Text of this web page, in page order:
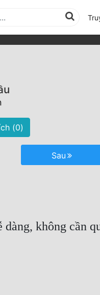
(0)
Sau
không cần